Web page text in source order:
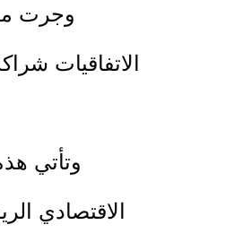
وجرت
الاتفاقيات
وتأتي
الاقتصادي